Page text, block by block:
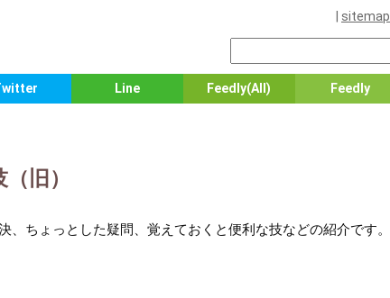
sitemap
Line Feedly(All) Feedly
旧）
ちょっとした疑問、覚えておくと便利な技などの紹介です。